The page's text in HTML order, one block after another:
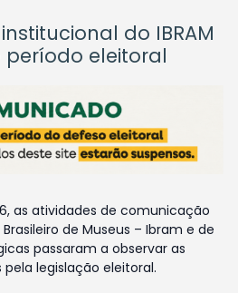
do IBRAM
eleitoral
as atividades de comunicação
de Museus – Ibram e de
passaram a observar as
legislação eleitoral.